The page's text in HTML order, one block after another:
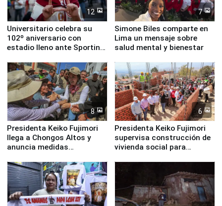
12
Universitario celebra su
102º aniversario con
estadio lleno ante Sporting
7
Simone Biles comparte en
Lima un mensaje sobre
salud mental y bienestar
8
Presidenta Keiko Fujimori
llega a Chongos Altos y
anuncia medidas
educación, salud y empleo
6
Presidenta Keiko Fujimori
supervisa construcción de
vivienda social para